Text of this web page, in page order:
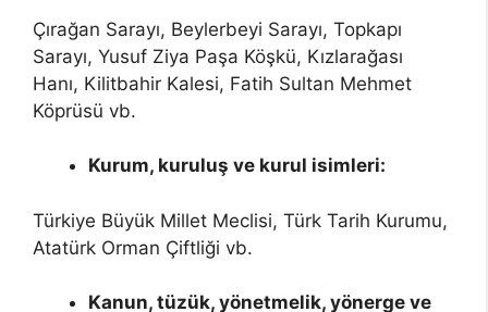
Çırağan Sarayı, Beylerbeyi Sarayı, Topkapı
Sarayı, Yusuf Ziya Paşa Köşkü, Kızlarağası
Hanı, Kilitbahir Kalesi, Fatih Sultan Mehmet
Köprüsü vb.
Kurum, kuruluş ve kurul isimleri:
Türkiye Büyük Millet Meclisi, Türk Tarih Kurumu,
Atatürk Orman Çiftliği vb.
Kanun, tüzük, yönetmelik, yönerge ve